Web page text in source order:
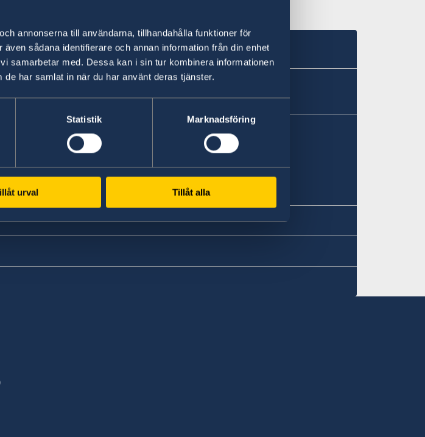
annonserna till användarna, tillhandahålla funktioner för
sådana identifierare och annan information från din enhet
samarbetar med. Dessa kan i sin tur kombinera informationen
har samlat in när du har använt deras tjänster.
Statistik Marknadsföring
urval Tillåt alla